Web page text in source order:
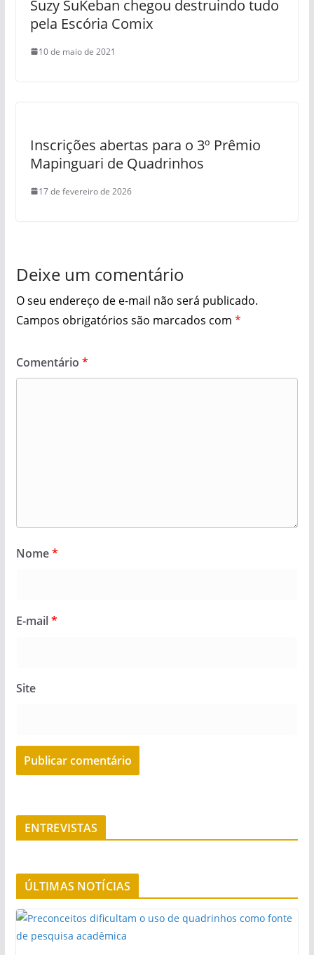
Suzy SuKeban chegou destruindo tudo
pela Escória Comix
10 de maio de 2021
Inscrições abertas para o 3º Prêmio
Mapinguari de Quadrinhos
17 de fevereiro de 2026
Deixe um comentário
O seu endereço de e-mail não será publicado.
Campos obrigatórios são marcados com *
Comentário *
Nome*
E-mail*
Site
ENTREVISTAS
ÚLTIMAS NOTÍCIAS